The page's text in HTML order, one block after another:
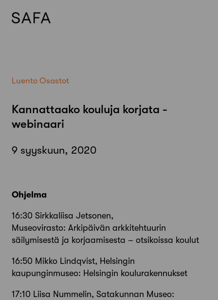
Luento Osastot
Kannattaako kouluja korjata -
webinaari
9 syyskuun, 2020
Ohjelma
16:30 Sirkkaliisa Jetsonen,
Museovirasto: Arkipäivän arkkitehtuurin
säilymisestä ja korjaamisesta – otsikoissa koulut
16:50 Mikko Lindqvist, Helsingin
kaupunginmuseo: Helsingin koulurakennukset
17:10 Liisa Nummelin, Satakunnan Museo: